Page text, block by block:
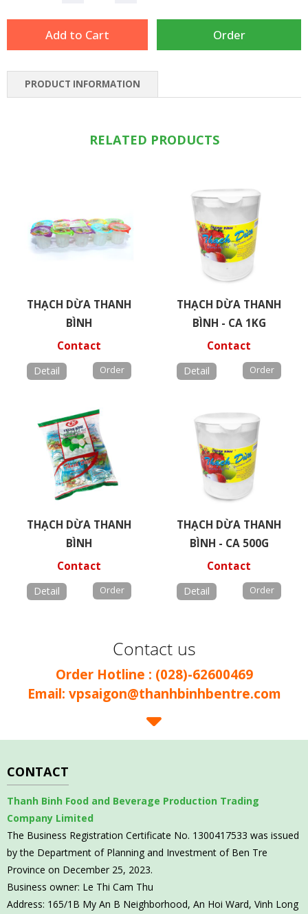
PRODUCT INFORMATION
RELATED PRODUCTS
THẠCH DỪA THANH
BÌNH
Contact
Detail
THẠCH DỪA THANH
BÌNH - CA 1KG
Contact
Detail
THẠCH DỪA THANH
BÌNH
Contact
Detail
THẠCH DỪA THANH
BÌNH - CA 500G
Contact
Detail
Contact us
Order Hotline : (028)-62600469
Email: vpsaigon@thanhbinhbentre.com
CONTACT
Thanh Binh Food and Beverage Production Trading
Company Limited
The Business Registration Certificate No. 1300417533 was issued
by the Department of Planning and Investment of Ben Tre
Province on December 25, 2023.
Business owner: Le Thi Cam Thu
Address: 165/1B My An B Neighborhood, An Hoi Ward, Vinh Long